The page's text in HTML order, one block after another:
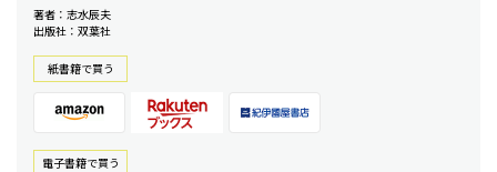
著者：志水辰夫
出版社：双葉社
紙書籍で買う
電⼦書籍で買う